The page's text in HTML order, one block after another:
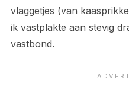
vlaggetjes (van
ik vastplakte aan stevig
vastbond.